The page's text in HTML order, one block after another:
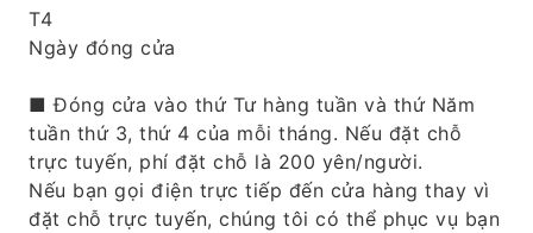
T4
Ngày đóng cửa
■ Đóng cửa vào thứ Tư hàng tuần và thứ Năm
tuần thứ 3, thứ 4 của mỗi tháng. Nếu đặt chỗ
trực tuyến, phí đặt chỗ là 200 yên/người.
Nếu bạn gọi điện trực tiếp đến cửa hàng thay vì
đặt chỗ trực tuyến, chúng tôi có thể phục vụ bạn